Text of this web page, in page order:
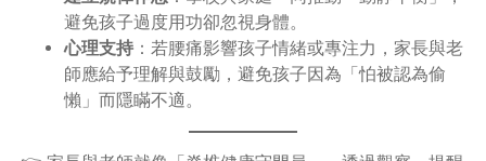
避免孩子過度用功卻忽視身體。
心理支持：若腰痛影響孩子情緒或專注力，家長與老
師應給予理解與鼓勵，避免孩子因為「怕被認為偷
懶」而隱瞞不適。